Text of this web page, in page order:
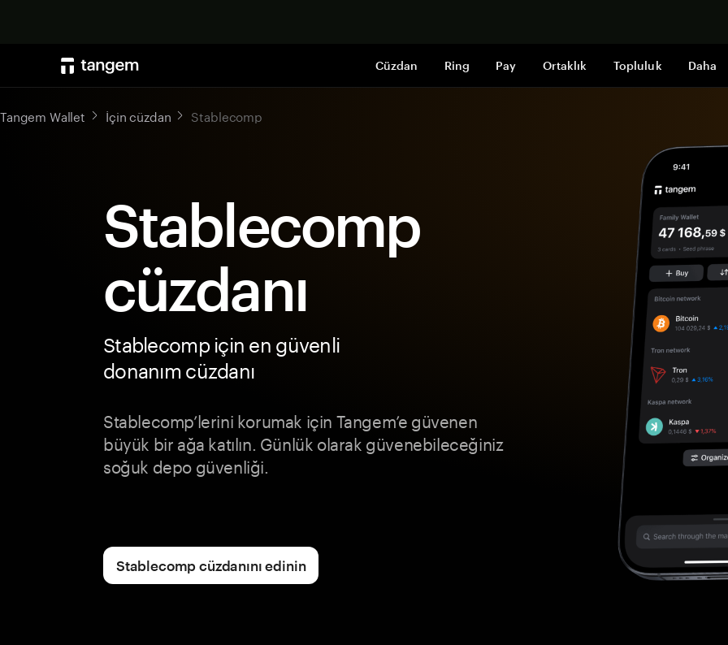
Cüzdan Ring Pay Ortaklık Topluluk Daha
Tangem Wallet İçin cüzdan Stablecomp
Stablecomp
cüzdanı
Stablecomp için en güvenli
donanım cüzdanı
Stablecomp’lerini korumak için Tangem’e güvenen
büyük bir ağa katılın. Günlük olarak güvenebileceğiniz
soğuk depo güvenliği.
Stablecomp cüzdanını edinin